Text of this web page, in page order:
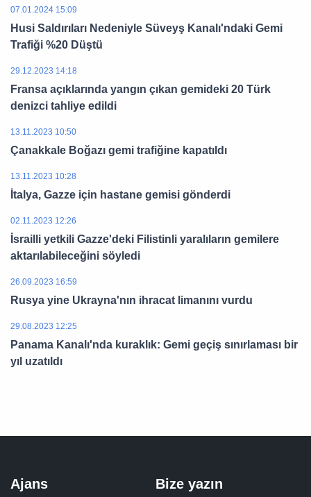
07.01.2024 15:09
Husi Saldırıları Nedeniyle Süveyş Kanalı'ndaki Gemi
Trafiği %20 Düştü
29.12.2023 14:18
Fransa açıklarında yangın çıkan gemideki 20 Türk
denizci tahliye edildi
13.11.2023 10:50
Çanakkale Boğazı gemi trafiğine kapatıldı
13.11.2023 10:28
İtalya, Gazze için hastane gemisi gönderdi
02.11.2023 12:26
İsrailli yetkili Gazze'deki Filistinli yaralıların gemilere
aktarılabileceğini söyledi
26.09.2023 16:59
Rusya yine Ukrayna'nın ihracat limanını vurdu
29.08.2023 12:25
Panama Kanalı'nda kuraklık: Gemi geçiş sınırlaması bir
yıl uzatıldı
Ajans Bize yazın